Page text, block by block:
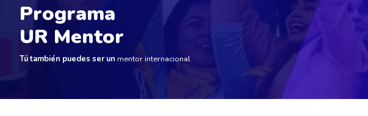
Programa
UR Mentor
Tú también puedes ser un mentor internacional